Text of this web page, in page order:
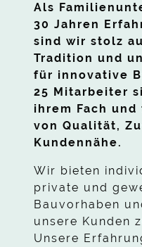
Als
30 Jahren
sind wir stolz
Tradition und
für innovative
25 Mitarbeiter
ihrem Fach
von Qualität,
Kundennähe.
Wir bieten
private und
Bauvorhaben
unsere Kunden
Unsere